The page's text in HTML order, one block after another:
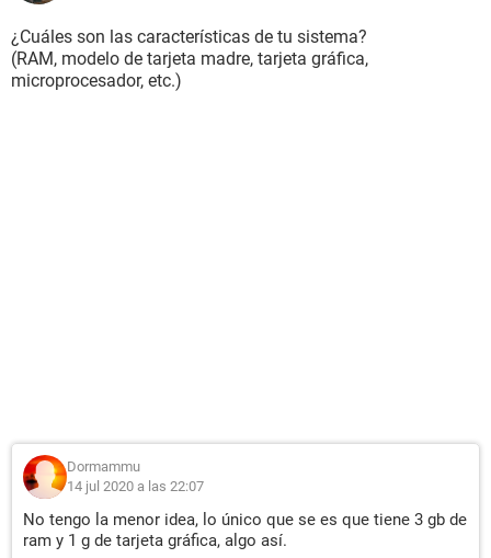
¿Cuáles son las características de tu sistema?
(RAM, modelo de tarjeta madre, tarjeta gráfica,
microprocesador, etc.)
Dormammu
14 jul 2020 a las 22:07
No tengo la menor idea, lo único que se es que tiene 3 gb de
ram y 1 g de tarjeta gráfica, algo así.